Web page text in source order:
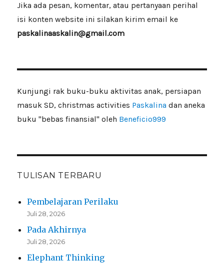
Jika ada pesan, komentar, atau pertanyaan perihal
isi konten website ini silakan kirim email ke
paskalinaaskalin@gmail.com
Kunjungi rak buku-buku aktivitas anak, persiapan
masuk SD, christmas activities Paskalinadan aneka
buku "bebas finansial" oleh Beneficio999
TULISAN TERBARU
Pembelajaran Perilaku
Juli 28, 2026
Pada Akhirnya
Juli 28, 2026
Elephant Thinking